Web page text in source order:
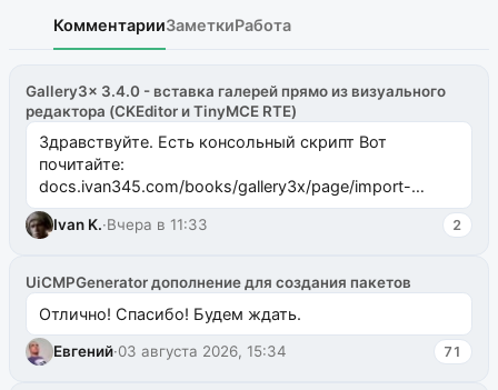
КомментарииЗаметкиРабота
Gallery3x 3.4.0 - вставка галерей прямо из визуального
редактора (CKEditor и TinyMCE RTE)
Здравствуйте. Есть консольный скрипт Вот
почитайте:
docs.ivan345.com/books/gallery3x/page/import-
ms2galleryphp
Ivan K.·Вчера в 11:33 2
UiCMPGenerator дополнение для создания пакетов
Отлично! Спасибо! Будем ждать.
Евгений·03 августа 2026, 15:34 71